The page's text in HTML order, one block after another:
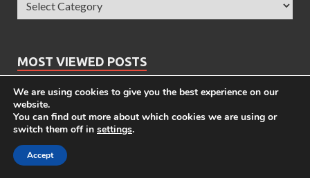
MOST VIEWED POSTS
28 เมนูข้าวกล่อง 7-11 กล่องไหนกี่แคล รวมให้แล้วที่นี่
เมนูใน KFC กี่แคล ?
ข้าวกล่อง 7-11 EZYGO กี่แคล ?
ชาจีน สุดยอดเครื่องดื่มสรรพคุณยอดเยี่ยม
We are using cookies to give you the best experience on our
website.
You can find out more about which cookies we are using or
switch them off in settings.
Accept